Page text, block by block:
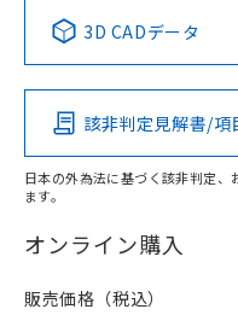
上、n: 20mm以上
検出領域
Pb Hg
O
在庫等で未対応品が混
問い合わせください。
この
その他の認証は
3D CADデータ
該非判定見解書/項
日本の外為法に基づく該非判定、
ます。
オンライン購入
販売価格（税込）